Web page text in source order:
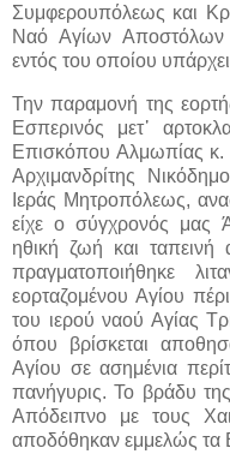
Συμφερουπόλεως και
Ναό Αγίων Αποστόλων
εντός του οποίου
Την παραμονή της
Εσπερινός μετ᾿
Επισκόπου Αλμωπίας κ.
Αρχιμανδρίτης
Ιεράς Μητροπόλεως,
είχε ο σύγχρονός μας
ηθική ζωή και
πραγματοποιήθηκε
εορταζομένου Αγίου
του ιερού ναού Αγίας
όπου βρίσκεται
Αγίου σε ασημένια
πανήγυρις. Το βράδυ
Απόδειπνο με τους
αποδόθηκαν εμμελώς τα